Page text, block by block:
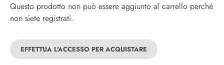
Questo prodotto non può essere aggiunto al carrello perché
non siete registrati.
EFFETTUA L'ACCESSO PER ACQUISTARE